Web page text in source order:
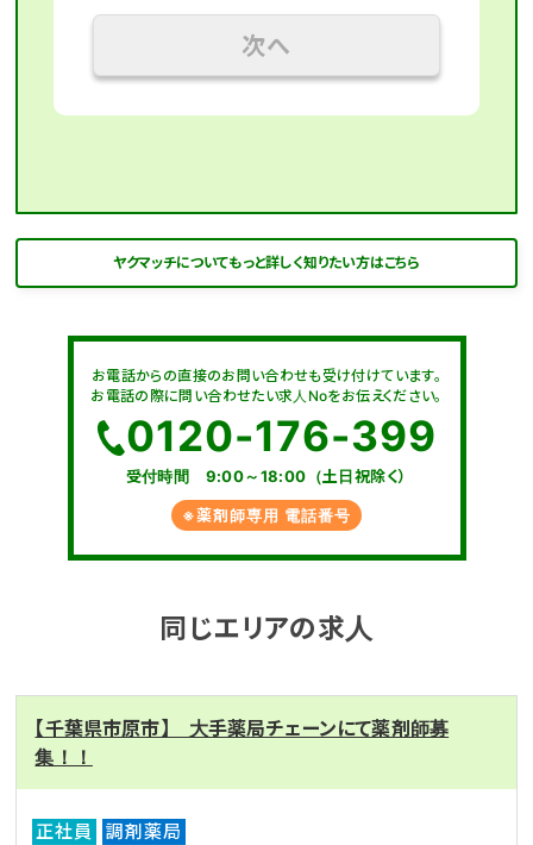
次へ
ヤクマッチについてもっと詳しく知りたい方はこちら
お電話からの直接のお問い合わせも受け付けています。
お電話の際に問い合わせたい求人Noをお伝えください。
0120-176-399
受付時間 9:00～18:00（土日祝除く）
※薬剤師専用 電話番号
同じエリアの求人
【千葉県市原市】 大手薬局チェーンにて薬剤師募
集！！
正社員 調剤薬局